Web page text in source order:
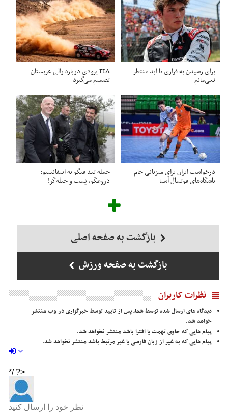
برای رسیدن به فراری تا ابد منتظر
نمی‌مانم
FIA یزودی درباره رالی عربستان
تصمیم می‌گیرد
درخواست ایران برای میزبانی جام
باشگاه‌های فوتسال آسیا
حمله تند فیگو به اینفانتینو:
دروغگو، پَست‌ و حیله‌گر!
بازگشت به صفحه اصلی
بازگشت به صفحه ورزش
نظرات کاربران
دیدگاه های ارسال شده توسط شما، پس از تایید توسط خبرگزاری در وب منتشر
خواهد شد.
پیام هایی که حاوی تهمت یا افترا باشد منتشر نخواهد شد.
پیام هایی که به غیر از زبان فارسی یا غیر مرتبط باشد منتشر نخواهد شد.